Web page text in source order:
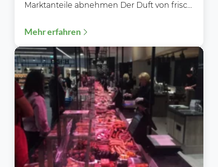
Marktanteile abnehmen Der Duft von frisch
mehr ausschließlich...
Mehr erfahren